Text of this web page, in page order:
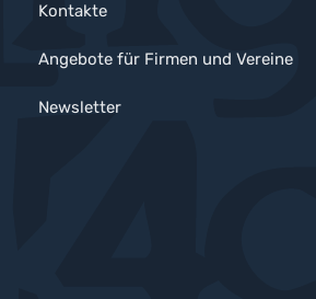
Kontakte
Angebote für Firmen und Vereine
Newsletter